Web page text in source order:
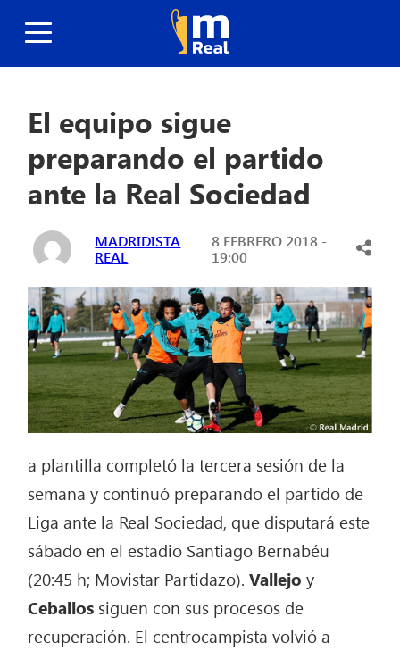
El equipo sigue
preparando el partido
ante la Real Sociedad
MADRIDISTA
REAL
8 FEBRERO 2018 -
19:00
a plantilla completó la tercera sesión de la
semana y continuó preparando el partido de
Liga ante la Real Sociedad, que disputará este
sábado en el estadio Santiago Bernabéu
(20:45 h; Movistar Partidazo).Vallejo y
Ceballos siguen con sus procesos de
recuperación. El centrocampista volvió a